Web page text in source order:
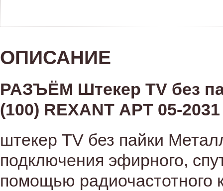
ОПИСАНИЕ
РАЗЪЁМ Штекер TV без
(100) REXANT АРТ 05-2031
штекер TV без пайки
подключения эфирного,
помощью радиочастотного